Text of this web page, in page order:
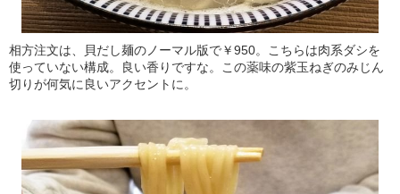
相方注文は、貝だし麺のノーマル版で￥950。こちらは肉系ダシを
使っていない構成。良い香りですな。この薬味の紫玉ねぎのみじん
切りが何気に良いアクセントに。